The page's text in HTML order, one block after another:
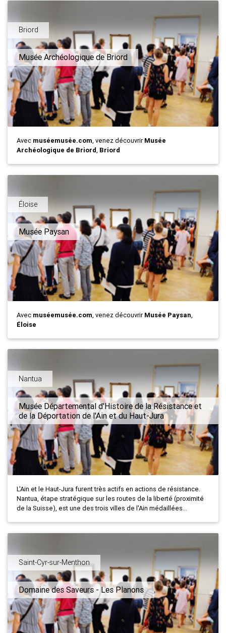
Briord
Musée Archéologique de Briord
Avec muséemusée.com, venez découvrirMusée
Archéologique de Briord, Briord
Éloise
Musée Paysan
Avec muséemusée.com, venez découvrirMusée Paysan,
Éloise
Nantua
Musée Départemental d'Histoire de la Résistance et
de la Déportation de l'Ain et du Haut-Jura
L'Ain et le Haut-Jura furent très actifs en actions de résistance.
Nantua, étape stratégique sur les routes de la liberté (proximité
de la Suisse), est une des trois villes de l'Ain médaillées...
Saint-Cyr-sur-Menthon
Domaine des Saveurs - Les Planons